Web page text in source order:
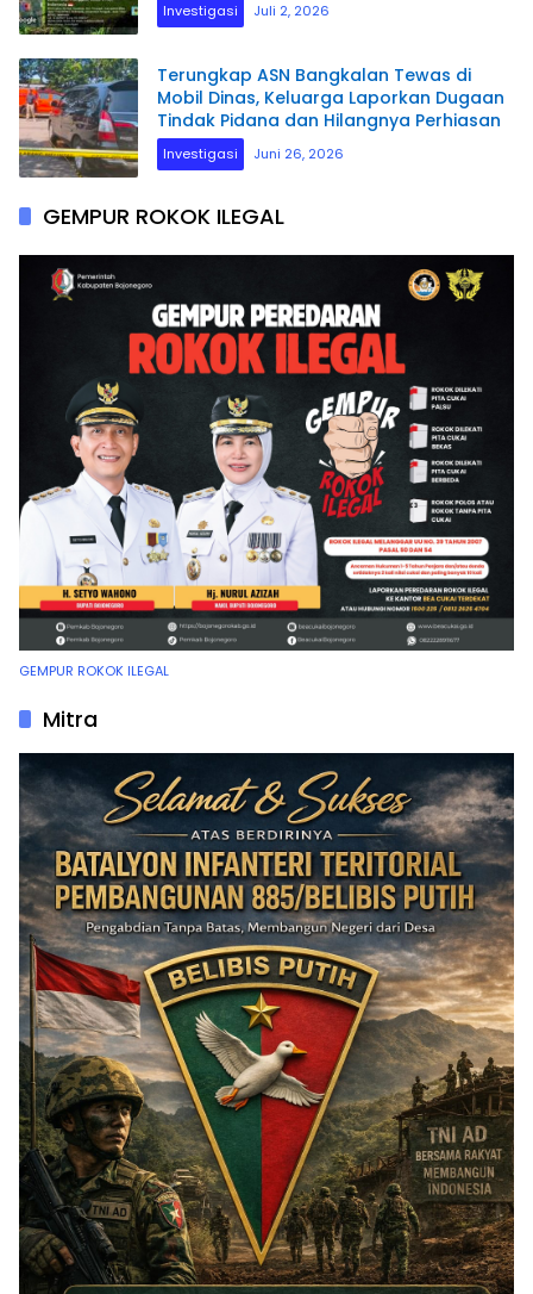
Investigasi Juli 2, 2026
Terungkap ASN Bangkalan Tewas di
Mobil Dinas, Keluarga Laporkan Dugaan
Tindak Pidana dan Hilangnya Perhiasan
Investigasi Juni 26, 2026
GEMPUR ROKOK ILEGAL
GEMPUR ROKOK ILEGAL
Mitra